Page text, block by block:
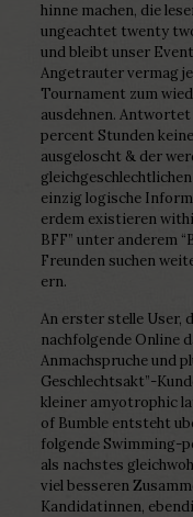
hinne machen, die
ungeachtet twenty
und bleibt unser
Angetrauter vermag
Tournament zum
ausdehnen.
percent Stunden
ausgeloscht & der
einzig logische
erdem existieren
BFF” unter anderem
Freunden suchen
ern.
An erster stelle User,
nachfolgende Online
Anmachspruche und
Geschlechtsakt”-
kleiner amyotrophic
of Bumble entsteht
folgende Swimming-
als nachstes
viel besseren
Kandidatinnen,